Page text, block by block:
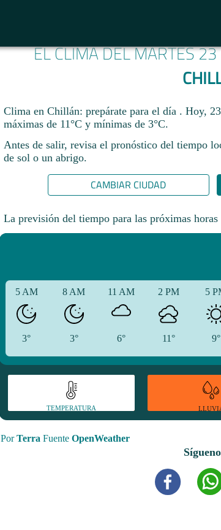
EL CLIMA DEL MARTES
Clima en Chillán: prepárate para el día . Hoy,
máximas de 11°C y mínimas de 3°C.
Antes de salir, revisa el pronóstico del tiempo
de sol o un abrigo.
CAMBIAR CIUDAD
La previsión del tiempo para las próximas horas
5 AM
3°
8 AM
3°
11 AM
6°
2 PM
11°
5
9°
TEMPERATURA
PorTerra Fuente OpenWeather